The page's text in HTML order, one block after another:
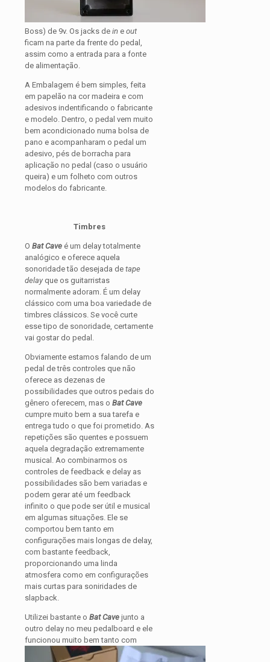
Boss) de 9v. Os jacks de in e out
ficam na parte da frente do pedal,
assim como a entrada para a fonte
de alimentação.
A Embalagem é bem simples, feita
em papelão na cor madeira e com
adesivos indentificando o fabricante
e modelo. Dentro, o pedal vem muito
bem acondicionado numa bolsa de
pano e acompanharam o pedal um
adesivo, pés de borracha para
aplicação no pedal (caso o usuário
queira) e um folheto com outros
modelos do fabricante.
Timbres
O Bat Cave é um delay totalmente
analógico e oferece aquela
sonoridade tão desejada de tape
delay que os guitarristas
normalmente adoram. É um delay
clássico com uma boa variedade de
timbres clássicos. Se você curte
esse tipo de sonoridade, certamente
vai gostar do pedal.
Obviamente estamos falando de um
pedal de três controles que não
oferece as dezenas de
possibilidades que outros pedais do
gênero oferecem, mas o Bat Cave
cumpre muito bem a sua tarefa e
entrega tudo o que foi prometido. As
repetições são quentes e possuem
aquela degradação extremamente
musical. Ao combinarmos os
controles de feedback e delay as
possibilidades são bem variadas e
podem gerar até um feedback
infinito o que pode ser útil e musical
em algumas situações. Ele se
comportou bem tanto em
configurações mais longas de delay,
com bastante feedback,
proporcionando uma linda
atmosfera como em configurações
mais curtas para soniridades de
slapback.
Utilizei bastante o Bat Cave junto a
outro delay no meu pedalboard e ele
funcionou muito bem tanto com